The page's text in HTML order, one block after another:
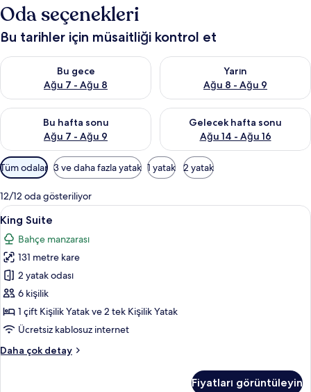
Oda seçenekleri
Bu tarihler için müsaitliği kontrol et
Bu gece
Ağu 7 - Ağu 8
Bu gece için müsaitliği kontrol et Ağu 7 - Ağu 8
Yarın
Ağu 8 - Ağu 9
Yarın için müsaitliği kontrol
Bu hafta sonu
Ağu 7 - Ağu 9
Bu hafta sonu için müsaitliği kontrol et Ağu 7 - Ağu 9
Gelecek hafta sonu
Ağu 14 - Ağu 16
Önümüzdeki hafta sonu için
Odalar
için
mevcut
filtreler
Tüm odalar 3 ve daha fazla yatak 1 yatak 2 yatak
12/12 oda gösteriliyor
King
Suite
için
tüm
fotoğrafları
görün
King Suite | Ücretsiz minibar, odada
7
King Suite
Bahçe manzarası
131 metre kare
2 yatak odası
6 kişilik
1 çift Kişilik Yatak ve 2 tek Kişilik Yatak
Ücretsiz kablosuz internet
Daha çok detay
King
Fiyatları görüntüleyin